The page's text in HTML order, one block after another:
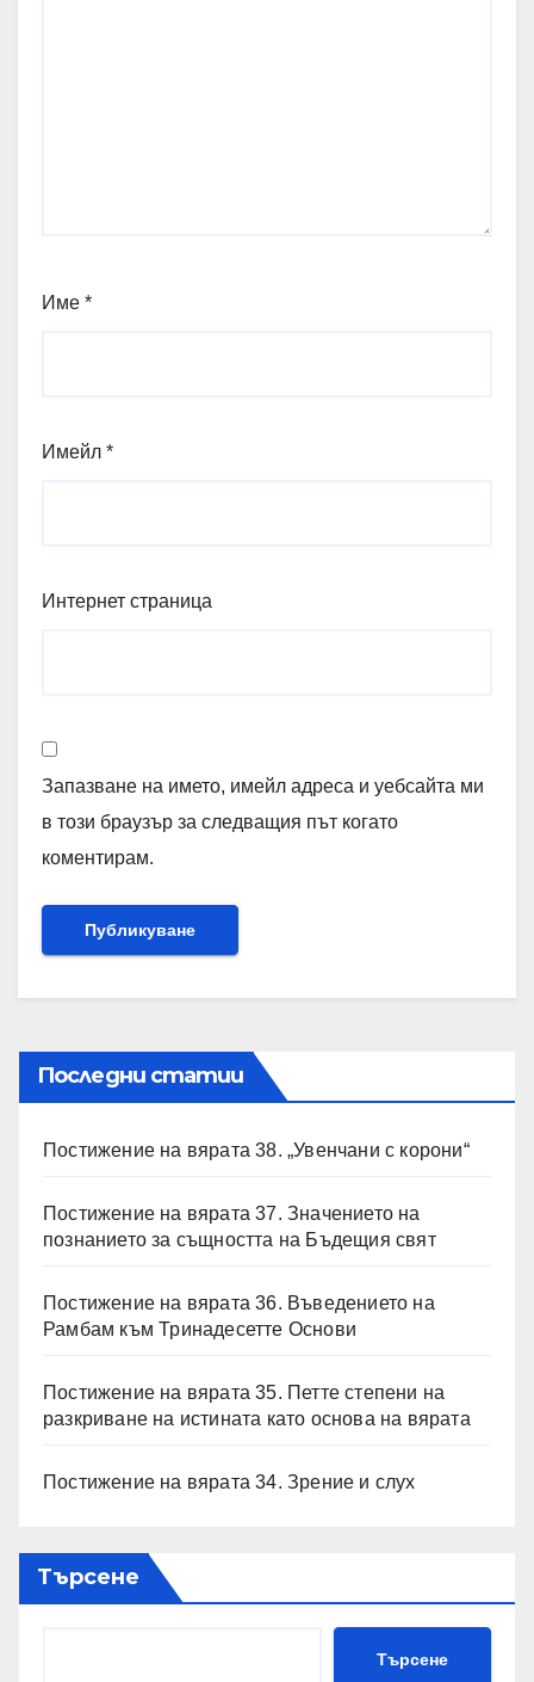
Име *
Имейл *
Интернет страница
Запазване на името, имейл адреса и уебсайта ми
в този браузър за следващия път когато
коментирам.
Последни статии
Постижение на вярата 38. „Увенчани с корони“
Постижение на вярата 37. Значението на
познанието за същността на Бъдещия свят
Постижение на вярата 36. Въведението на
Рамбам към Тринадесетте Основи
Постижение на вярата 35. Петте степени на
разкриване на истината като основа на вярата
Постижение на вярата 34. Зрение и слух
Търсене
Търсене